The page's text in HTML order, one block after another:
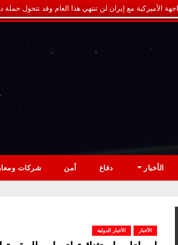
الأميركية مع إيران لن تنتهي هذا العام وقد تتحول حملة
الأخبار دفاع أمن شركات
الأخبار الأخبار الدولية